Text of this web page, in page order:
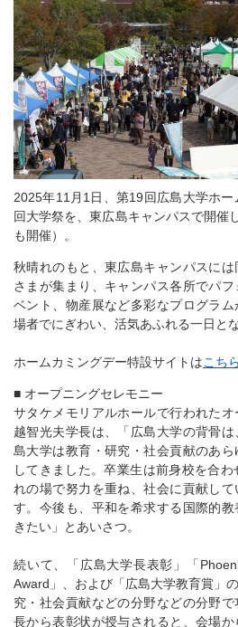
2025年11月1日、第19回広島大学ホ
回大学祭を、東広島キャンパスで開催
も開催）。
秋晴れのもと、東広島キャンパスに
さまが集まり、キャンパス各所でパ
ベント、物産展など多彩なプログラ
場者でにぎわい、活気あふれる一日と
ホームカミングデー特設サイトはこちら
■ オープニングセレモニー
サタケメモリアルホールで行われたオ
越智光夫学長は、「広島大学の背骨
島大学は教育・研究・社会貢献のあ
してきました。卒業生は前身校を合
れの場で努力を重ね、社会に貢献し
す。今後も、平和を希求する国際的
きたい」とあいさつ。
続いて、「広島大学長表彰」「
Award」、および「広島大学教育賞」
究・社会貢献などの分野などの分野
長から表彰状が授与されると、会場